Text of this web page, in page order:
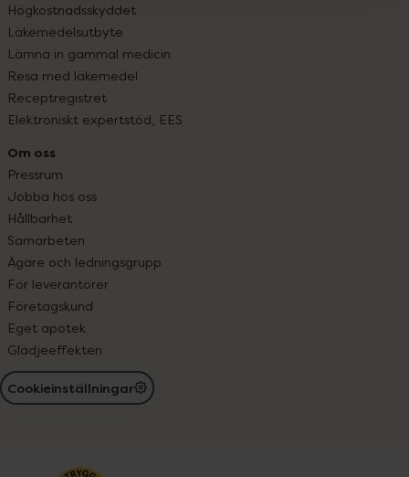
Högkostnadsskyddet
Läkemedelsutbyte
Lämna in gammal medicin
Resa med läkemedel
Receptregistret
Elektroniskt expertstöd, EES
Om oss
Pressrum
Jobba hos oss
Hållbarhet
Samarbeten
Ägare och ledningsgrupp
För leverantörer
Företagskund
Eget apotek
Glädjeeffekten
Cookieinställningar